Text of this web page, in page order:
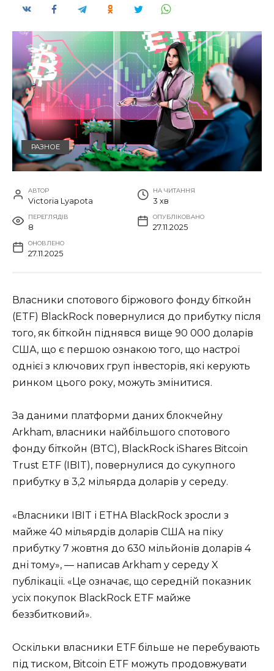
РАЗНОЕ
АВТОР
Victoria Lyapota
НА ЧИТАННЯ
3 хв
ПЕРЕГЛЯДІВ
8
ОПУБЛІКОВАНО
27.11.2025
ОНОВЛЕНО
27.11.2025
Власники спотового біржового фонду біткойн
(ETF) BlackRock повернулися до прибутку після
того, як біткойн піднявся вище 90 000 доларів
США, що є першою ознакою того, що настрої
однієї з ключових груп інвесторів, які керують
ринком цього року, можуть змінитися.
За даними платформи даних блокчейну
Arkham, власники найбільшого спотового
фонду біткойн (BTC), BlackRock iShares Bitcoin
Trust ETF (IBIT), повернулися до сукупного
прибутку в 3,2 мільярда доларів у середу.
«Власники IBIT і ETHA BlackRock зросли з
майже 40 мільярдів доларів США на піку
прибутку 7 жовтня до 630 мільйонів доларів 4
дні тому», — написав Arkham у середу X
публікації. «Це означає, що середній показник
усіх покупок BlackRock ETF майже
беззбитковий».
Оскільки власники ETF більше не перебувають
під тиском, Bitcoin ETF можуть продовжувати